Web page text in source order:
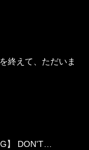
終えて、ただいま
】 DON'T…